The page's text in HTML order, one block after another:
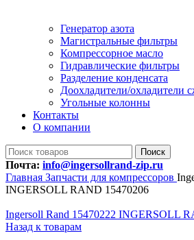
Генератор азота
Магистральные фильтры
Компрессорное масло
Гидравлические фильтры
Разделение конденсата
Доохладители/охладители
Угольные колонны
Контакты
О компании
Поиск
Почта: info@ingersollrand-zip.ru
Главная Запчасти для компрессоров
INGERSOLL RAND 15470206
Ingersoll Rand 15470222 INGERSOLL
Назад к товарам